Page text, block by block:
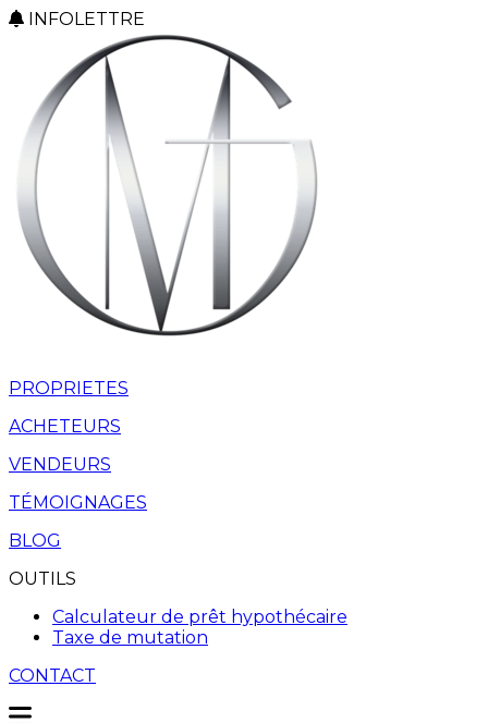
INFOLETTRE
PROPRIETES
ACHETEURS
VENDEURS
TÉMOIGNAGES
BLOG
OUTILS
Calculateur de prêt hypothécaire
Taxe de mutation
CONTACT